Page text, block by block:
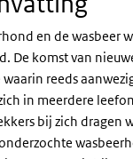
en de wasbeer
De komst van
reeds
in meerdere
bij zich dragen